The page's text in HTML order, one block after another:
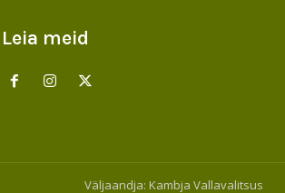
Leia meid
Väljaandja: Kambja Vallavalitsus